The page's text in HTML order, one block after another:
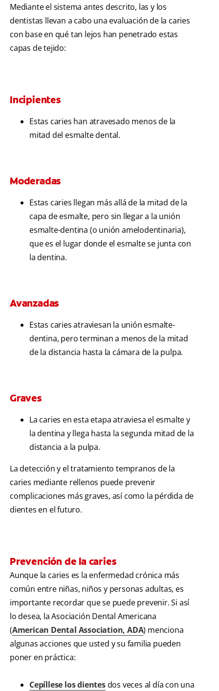
Mediante el sistema antes descrito, las y los
dentistas llevan a cabo una evaluación de la caries
con base en qué tan lejos han penetrado estas
capas de tejido:
Incipientes
Estas caries han atravesado menos de la
mitad del esmalte dental.
Moderadas
Estas caries llegan más allá de la mitad de la
capa de esmalte, pero sin llegar a la unión
esmalte-dentina (o unión amelodentinaria),
que es el lugar donde el esmalte se junta con
la dentina.
Avanzadas
Estas caries atraviesan la unión esmalte-
dentina, pero terminan a menos de la mitad
de la distancia hasta la cámara de la pulpa.
Graves
La caries en esta etapa atraviesa el esmalte y
la dentina y llega hasta la segunda mitad de la
distancia a la pulpa.
La detección y el tratamiento tempranos de la
caries mediante rellenos puede prevenir
complicaciones más graves, así como la pérdida de
dientes en el futuro.
Prevención de la caries
Aunque la caries es la enfermedad crónica más
común entre niñas, niños y personas adultas, es
importante recordar que se puede prevenir. Si así
lo desea, la Asociación Dental Americana
(American Dental Association, ADA) menciona
algunas acciones que usted y su familia pueden
poner en práctica:
Cepíllese los dientesdos veces al día con una